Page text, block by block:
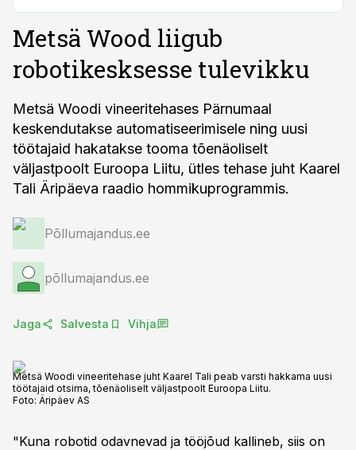
Metsä Wood liigub
robotikesksesse tulevikku
Metsä Woodi vineeritehases Pärnumaal
keskendutakse automatiseerimisele ning uusi
töötajaid hakatakse tooma tõenäoliselt
väljastpoolt Euroopa Liitu, ütles tehase juht Kaarel
Tali Äripäeva raadio hommikuprogrammis.
Põllumajandus.ee
põllumajandus.ee
Jaga Salvesta Vihja
Metsä Woodi vineeritehase juht Kaarel Tali peab varsti hakkama uusi
töötajaid otsima, tõenäoliselt väljastpoolt Euroopa Liitu.
Foto: Äripäev AS
"Kuna robotid odavnevad ja tööjõud kallineb, siis on